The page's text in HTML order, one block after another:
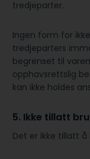
tredjeparter.
Ingen form for
tredjeparters
begrenset til
opphavsrettslig
kan ikke holdes
5. Ikke tillatt
Det er ikke tillatt å